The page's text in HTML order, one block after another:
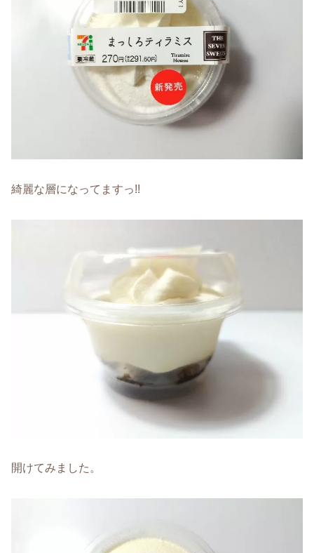
綺麗な層になってますっ!!
開けてみました。